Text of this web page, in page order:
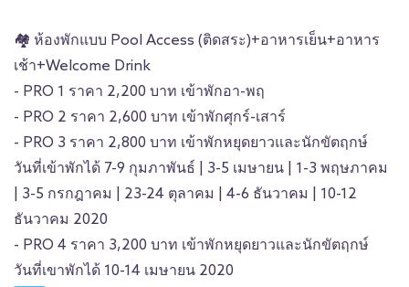
🏘 ห้องพักแบบ Pool Access (ติดสระ)+อาหารเย็น+อาหาร
เช้า+Welcome Drink
- PRO 1 ราคา 2,200 บาท เข้าพักอา-พฤ
- PRO 2 ราคา 2,600 บาท เข้าพักศุกร์-เสาร์
- PRO 3 ราคา 2,800 บาท เข้าพักหยุดยาวและนักขัตฤกษ์
วันที่เข้าพักได้ 7-9 กุมภาพันธ์ | 3-5 เมษายน | 1-3 พฤษภาคม
| 3-5 กรกฎาคม | 23-24 ตุลาคม | 4-6 ธันวาคม | 10-12
ธันวาคม 2020
- PRO 4 ราคา 3,200 บาท เข้าพักหยุดยาวและนักขัตฤกษ์
วันที่เขาพักได้ 10-14 เมษายน 2020